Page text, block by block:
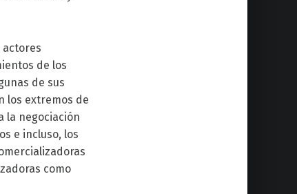
actores
de los
de sus
los extremos de
la negociación
e incluso, los
como